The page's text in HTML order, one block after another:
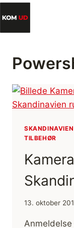
Fortsæt
til
indhold
TILBEHØR
13. oktober
Anmeldelse